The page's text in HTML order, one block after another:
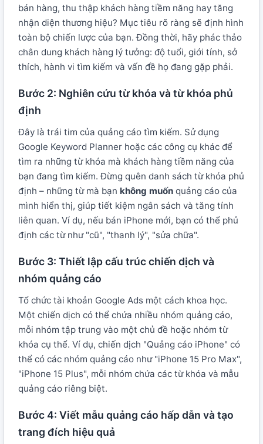
bán hàng, thu thập khách hàng tiềm năng hay tăng
nhận diện thương hiệu? Mục tiêu rõ ràng sẽ định hình
toàn bộ chiến lược của bạn. Đồng thời, hãy phác thảo
chân dung khách hàng lý tưởng: độ tuổi, giới tính, sở
thích, hành vi tìm kiếm và vấn đề họ đang gặp phải.
Bước 2: Nghiên cứu từ khóa và từ khóa phủ
định
Đây là trái tim của quảng cáo tìm kiếm. Sử dụng
Google Keyword Planner hoặc các công cụ khác để
tìm ra những từ khóa mà khách hàng tiềm năng của
bạn đang tìm kiếm. Đừng quên danh sách từ khóa phủ
định – những từ mà bạn không muốn quảng cáo của
mình hiển thị, giúp tiết kiệm ngân sách và tăng tính
liên quan. Ví dụ, nếu bán iPhone mới, bạn có thể phủ
định các từ như "cũ", "thanh lý", "sửa chữa".
Bước 3: Thiết lập cấu trúc chiến dịch và
nhóm quảng cáo
Tổ chức tài khoản Google Ads một cách khoa học.
Một chiến dịch có thể chứa nhiều nhóm quảng cáo,
mỗi nhóm tập trung vào một chủ đề hoặc nhóm từ
khóa cụ thể. Ví dụ, chiến dịch "Quảng cáo iPhone" có
thể có các nhóm quảng cáo như "iPhone 15 Pro Max",
"iPhone 15 Plus", mỗi nhóm chứa các từ khóa và mẫu
quảng cáo riêng biệt.
Bước 4: Viết mẫu quảng cáo hấp dẫn và tạo
trang đích hiệu quả